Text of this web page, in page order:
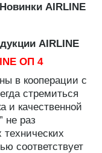
Новинки AIRLINE
AIRLINE
ОП 4
в кооперации с
стремиться
и качественной
не раз
соответствует